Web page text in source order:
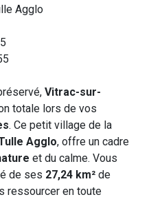
Agglo
Vitrac-sur-
totale lors de vos
. Ce petit village de la
Agglo, offre un cadre
et du calme. Vous
de ses 27,24 km² de
ressourcer en toute